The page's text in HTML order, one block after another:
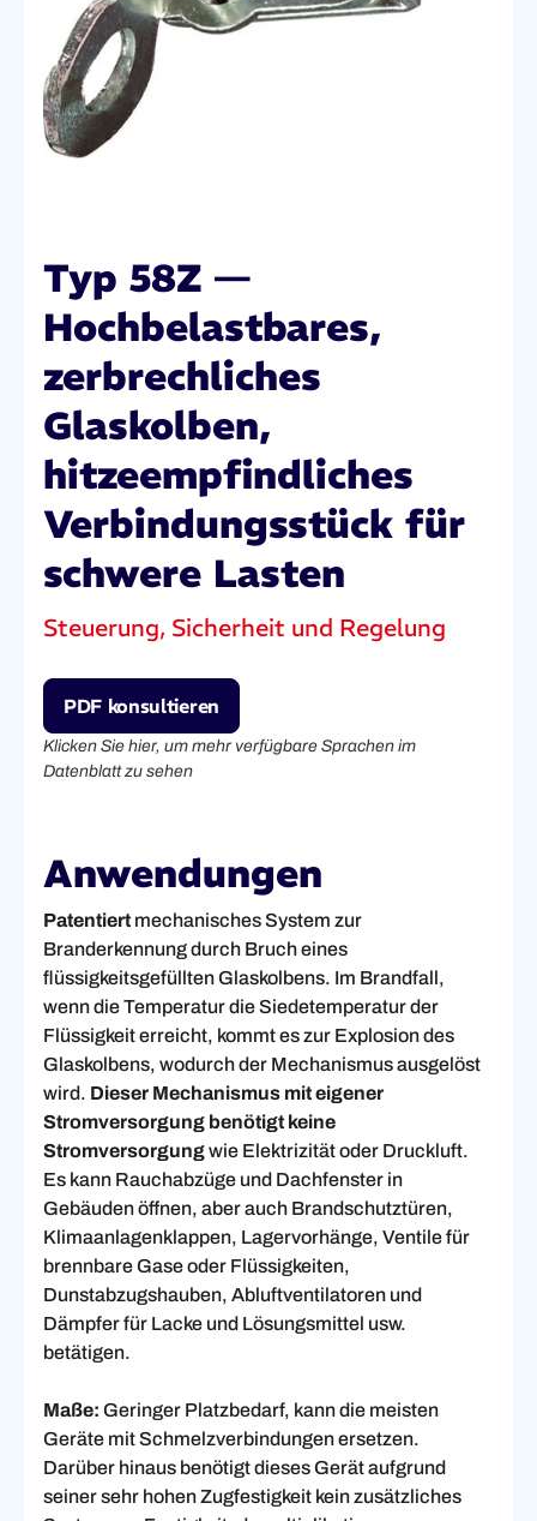
Typ 58Z —
Hochbelastbares,
zerbrechliches
Glaskolben,
hitzeempfindliches
Verbindungsstück für
schwere Lasten
Steuerung, Sicherheit und Regelung
PDF konsultieren
Klicken Sie hier, um mehr verfügbare Sprachen im
Datenblatt zu sehen
Anwendungen
Patentiert mechanisches System zur
Branderkennung durch Bruch eines
flüssigkeitsgefüllten Glaskolbens. Im Brandfall,
wenn die Temperatur die Siedetemperatur der
Flüssigkeit erreicht, kommt es zur Explosion des
Glaskolbens, wodurch der Mechanismus ausgelöst
wird. Dieser Mechanismus mit eigener
Stromversorgung benötigt keine
Stromversorgungwie Elektrizität oder Druckluft.
Es kann Rauchabzüge und Dachfenster in
Gebäuden öffnen, aber auch Brandschutztüren,
Klimaanlagenklappen, Lagervorhänge, Ventile für
brennbare Gase oder Flüssigkeiten,
Dunstabzugshauben, Abluftventilatoren und
Dämpfer für Lacke und Lösungsmittel usw.
betätigen.
Maße: Geringer Platzbedarf, kann die meisten
Geräte mit Schmelzverbindungen ersetzen.
Darüber hinaus benötigt dieses Gerät aufgrund
seiner sehr hohen Zugfestigkeit kein zusätzliches